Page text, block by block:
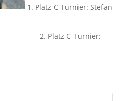
1. Platz C-Turnier: Stefan
2. Platz C-Turnier: